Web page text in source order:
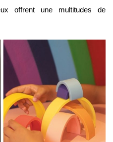
offrent une multitudes de